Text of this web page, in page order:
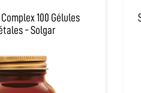
100 Gélules
- Solgar